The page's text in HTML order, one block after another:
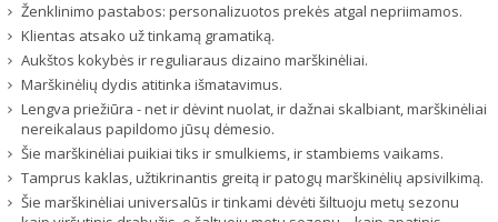
Ženklinimo pastabos: personalizuotos prekės atgal nepriimamos.
Klientas atsako už tinkamą gramatiką.
Aukštos kokybės ir reguliaraus dizaino marškinėliai.
Marškinėlių dydis atitinka išmatavimus.
Lengva priežiūra - net ir dėvint nuolat, ir dažnai skalbiant, marškinėliai
nereikalaus papildomo jūsų dėmesio.
Šie marškinėliai puikiai tiks ir smulkiems, ir stambiems vaikams.
Tamprus kaklas, užtikrinantis greitą ir patogų marškinėlių apsivilkimą.
Šie marškinėliai universalūs ir tinkami dėvėti šiltuoju metų sezonu